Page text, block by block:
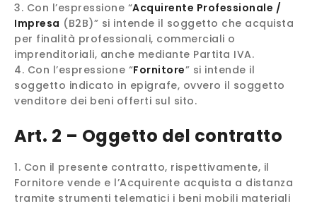
Con l’espressione “Acquirente Professionale /
Impresa (B2B)” si intende il soggetto che acquista
per finalità professionali, commerciali o
imprenditoriali, anche mediante Partita IVA.
Con l’espressione “Fornitore” si intende il
soggetto indicato in epigrafe, ovvero il soggetto
venditore dei beni offerti sul sito.
Art. 2 – Oggetto del contratto
Con il presente contratto, rispettivamente, il
Fornitore vende e l’Acquirente acquista a distanza
tramite strumenti telematici i beni mobili materiali